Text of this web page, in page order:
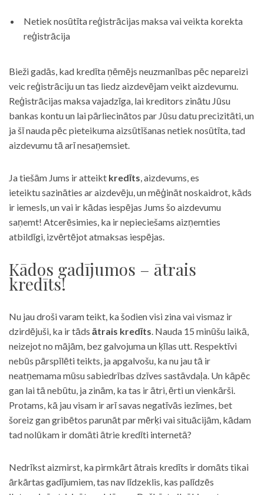
Netiek nosūtīta reģistrācijas maksa vai veikta korekta
reģistrācija
Bieži gadās, kad kredīta ņēmējs neuzmanības pēc nepareizi
veic reģistrāciju un tas liedz aizdevējam veikt aizdevumu.
Reģistrācijas maksa vajadzīga, lai kreditors zinātu Jūsu
bankas kontu un lai pārliecinātos par Jūsu datu precizitāti, un
ja šī nauda pēc pieteikuma aizsūtīšanas netiek nosūtīta, tad
aizdevumu tā arī nesaņemsiet.
Ja tiešām Jums ir atteikt kredīts, aizdevums, es
ieteiktu sazināties ar aizdevēju, un mēģināt noskaidrot, kāds
ir iemesls, un vai ir kādas iespējas Jums šo aizdevumu
saņemt! Atcerēsimies, ka ir nepieciešams aizņemties
atbildīgi, izvērtējot atmaksas iespējas.
Kādos gadījumos – ātrais
kredīts!
Nu jau droši varam teikt, ka šodien visi zina vai vismaz ir
dzirdējuši, ka ir tāds ātrais kredīts. Nauda 15 minūšu laikā,
neizejot no mājām, bez galvojuma un ķīlas utt. Respektīvi
nebūs pārspīlēti teikts, ja apgalvošu, ka nu jau tā ir
neatņemama mūsu sabiedrības dzīves sastāvdaļa. Un kāpēc
gan lai tā nebūtu, ja zinām, ka tas ir ātri, ērti un vienkārši.
Protams, kā jau visam ir arī savas negatīvās iezīmes, bet
šoreiz gan gribētos parunāt par mērķi vai situācijām, kādam
tad nolūkam ir domāti ātrie kredīti internetā?
Nedrīkst aizmirst, ka pirmkārt ātrais kredīts ir domāts tikai
ārkārtas gadījumiem, tas nav līdzeklis, kas palīdzēs